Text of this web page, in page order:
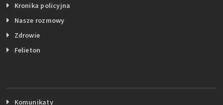
Kronika policyjna
Nasze rozmowy
Zdrowie
Felieton
Komunikaty